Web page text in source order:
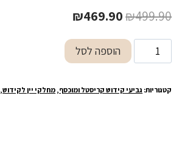
₪499.90
המחיר
המקורי
היה:
₪469.90
המחיר
הנוכחי
הוא:
כמות
של
יין
הוספה לסל
קטגוריות: גביעי קידוש קריסטל ומוכסף, מחלקי יין לקידוש,